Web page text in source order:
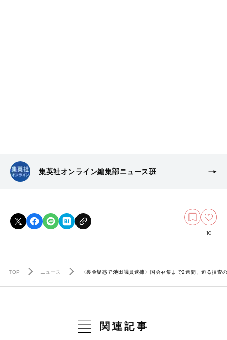
集英社オンライン編集部ニュース班
10
TOP ニュース 〈裏金疑惑で池田議員逮捕〉国会召集まで2週間、迫る捜
関連記事